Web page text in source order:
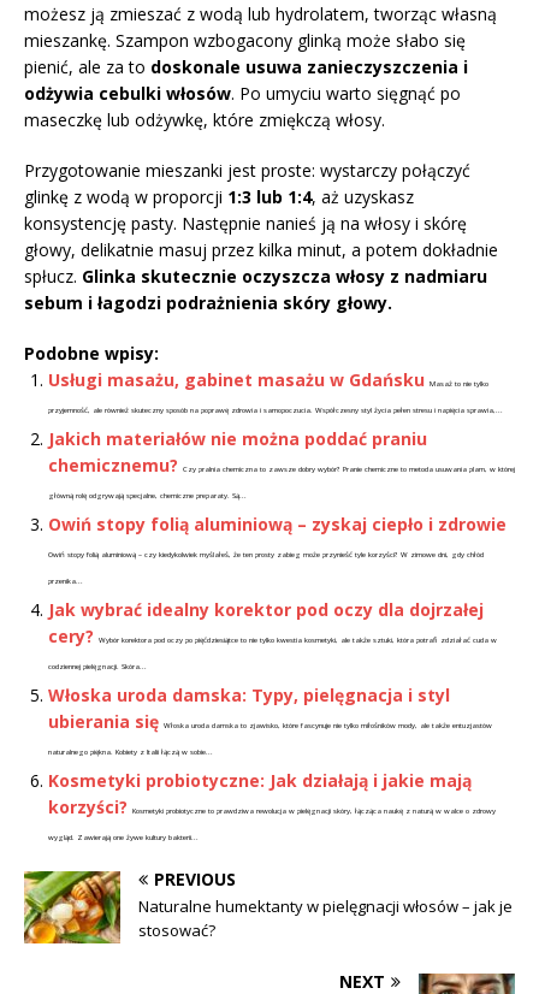
możesz ją zmieszać z wodą lub hydrolatem, tworząc własną
mieszankę. Szampon wzbogacony glinką może słabo się
pienić, ale za to doskonale usuwa zanieczyszczenia i
odżywia cebulki włosów. Po umyciu warto sięgnąć po
maseczkę lub odżywkę, które zmiękczą włosy.
Przygotowanie mieszanki jest proste: wystarczy połączyć
glinkę z wodą w proporcji 1:3 lub 1:4, aż uzyskasz
konsystencję pasty. Następnie nanieś ją na włosy i skórę
głowy, delikatnie masuj przez kilka minut, a potem dokładnie
spłucz. Glinka skutecznie oczyszcza włosy z nadmiaru
sebum i łagodzi podrażnienia skóry głowy.
Podobne wpisy:
Usługi masażu, gabinet masażu w Gdańsku
Masaż to nie tylko
przyjemność, ale również skuteczny sposób na poprawę zdrowia i samopoczucia. Współczesny styl życia pełen stresu i napięcia sprawia,...
Jakich materiałów nie można poddać praniu
chemicznemu?
Czy pralnia chemiczna to zawsze dobry wybór? Pranie chemiczne to metoda usuwania plam, w której
główną rolę odgrywają specjalne, chemiczne preparaty. Są...
Owiń stopy folią aluminiową – zyskaj ciepło i zdrowie
Owiń stopy folią aluminiową – czy kiedykolwiek myślałeś, że ten prosty zabieg może przynieść tyle korzyści? W zimowe dni, gdy chłód
przenika...
Jak wybrać idealny korektor pod oczy dla dojrzałej
cery?
Wybór korektora pod oczy po pięćdziesiątce to nie tylko kwestia kosmetyki, ale także sztuki, która potrafi zdziałać cuda w
codziennej pielęgnacji. Skóra...
Włoska uroda damska: Typy, pielęgnacja i styl
ubierania się Włoska uroda damska to zjawisko, które fascynuje nie tylko miłośników mody, ale także entuzjastów
naturalnego piękna. Kobiety z Italii łączą w sobie...
Kosmetyki probiotyczne: Jak działają i jakie mają
korzyści?
Kosmetyki probiotyczne to prawdziwa rewolucja w pielęgnacji skóry, łącząca naukę z naturą w walce o zdrowy
wygląd. Zawierają one żywe kultury bakterii...
PREVIOUS
Naturalne humektanty w pielęgnacji włosów – jak je
stosować?
NEXT